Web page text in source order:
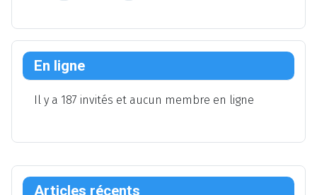
Articles récents
En ligne
Il y a 187 invités et aucun membre en ligne